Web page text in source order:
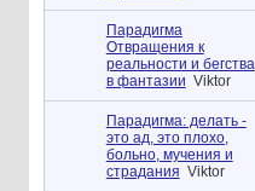
Парадигма
Отвращения к
реальности и бегства
в фантазии Viktor
Парадигма: делать -
это ад, это плохо,
больно, мучения и
страдания Viktor